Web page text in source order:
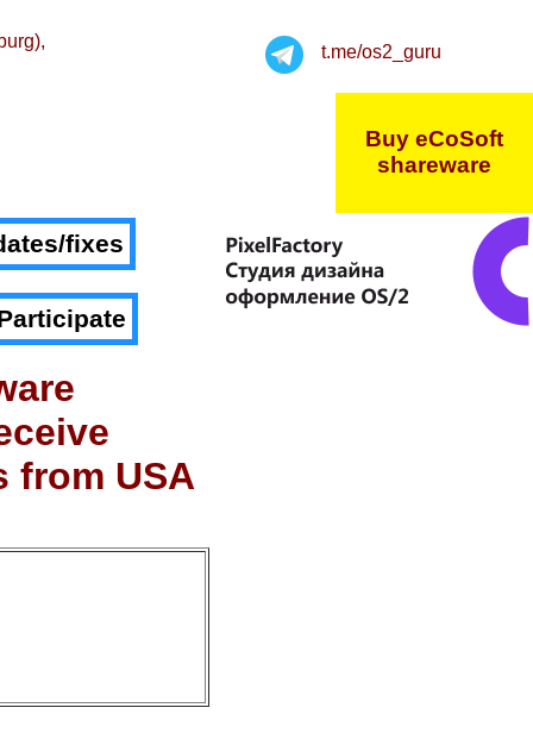
t.me/os2_guru
Buy eCoSoft
shareware
fixes
from USA